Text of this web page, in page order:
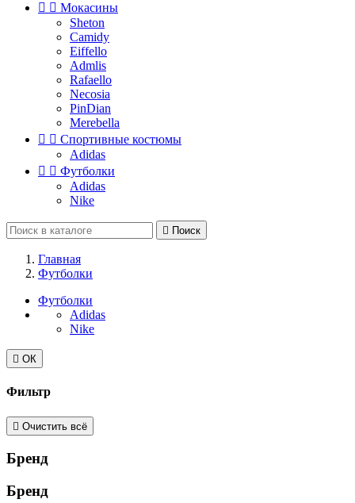
  Мокасины
Sheton
Camidy
Eiffello
Admlis
Rafaello
Necosia
PinDian
Merebella
  Спортивные костюмы
Adidas
  Футболки
Adidas
Nike
 Поиск
Главная
Футболки
Футболки
Adidas
Nike
 ОК
Фильтр
 Очистить всё
Бренд
Бренд